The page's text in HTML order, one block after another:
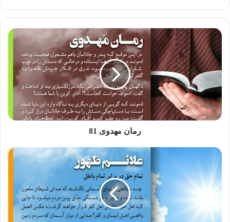
علیه السلام درباره دلیل نام گذاری آن حضرت به این اسم، می
فرمایند:قائم آل محمد(عج) را به این دلیل، مهدی می نامند که او،
مردم را به آن دسته از اموری که برایشان پوشیده است، هدایت
خواهد کرد.وی، تورات اصلی و دیگر کتاب های پیامبران پیشین را
باره می فرمایند: به آن حضرت، مهدی گفته اند؛زیرا او مردم را به
امری که آن را گم کرده اند، هدایت می کند.
رمان مهدوی 81